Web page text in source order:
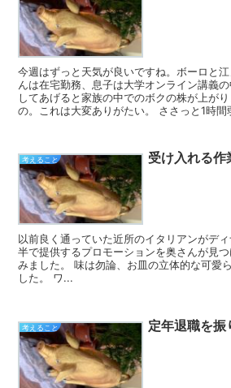
今週はずっと天気が良いですね。ボーロと
んは在宅勤務、息子は大学オンライン講義
してあげると家族の中でのボクの株が上が
の。これは大変ありがたい。 ささっと1時間
考えること 受け入れる作
以前良く通っていた近所のイタリアンがデ
半で提供するプロモーションを奥さんが見
みました。 味は勿論、お皿の立体的な可愛
した。 ワ...
考えること 定年退職を振